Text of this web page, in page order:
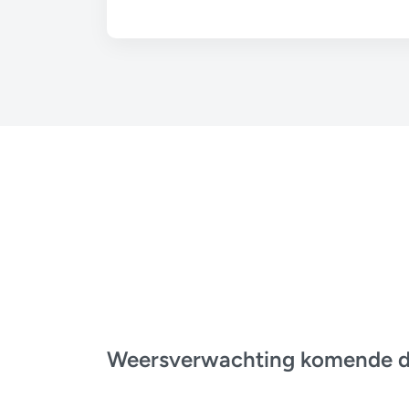
Weersverwachting komende